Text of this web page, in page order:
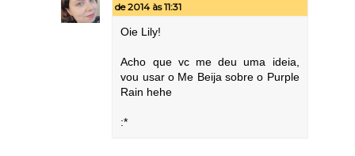
de 2014 às 11:31
Oie Lily!
Acho que vc me deu uma ideia,
vou usar o Me Beija sobre o Purple
Rain hehe
:*